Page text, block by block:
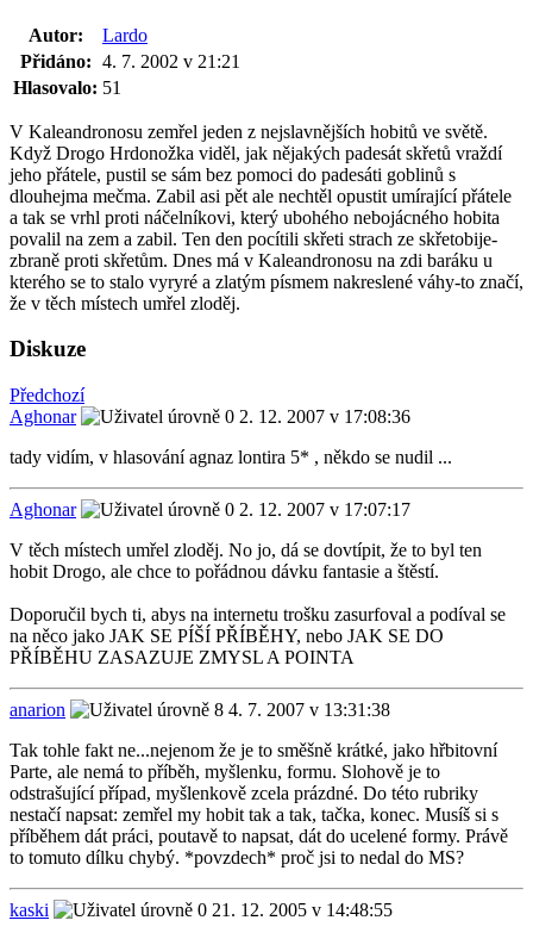
Autor:
Lardo
Přidáno: 4. 7. 2002 v 21:21
Hlasovalo: 51
V Kaleandronosu zemřel jeden z nejslavnějších hobitů ve světě.
Když Drogo Hrdonožka viděl, jak nějakých padesát skřetů vraždí
jeho přátele, pustil se sám bez pomoci do padesáti goblinů s
dlouhejma mečma. Zabil asi pět ale nechtěl opustit umírající přátele
a tak se vrhl proti náčelníkovi, který ubohého nebojácného hobita
povalil na zem a zabil. Ten den pocítili skřeti strach ze skřetobije-
zbraně proti skřetům. Dnes má v Kaleandronosu na zdi baráku u
kterého se to stalo vyryré a zlatým písmem nakreslené váhy-to značí,
že v těch místech umřel zloděj.
Diskuze
Předchozí
Aghonar
2. 12. 2007 v 17:08:36
tady vidím, v hlasování agnaz lontira 5* , někdo se nudil ...
Aghonar
2. 12. 2007 v 17:07:17
V těch místech umřel zloděj. No jo, dá se dovtípit, že to byl ten
hobit Drogo, ale chce to pořádnou dávku fantasie a štěstí.
Doporučil bych ti, abys na internetu trošku zasurfoval a podíval se
na něco jako JAK SE PÍŠÍ PŘÍBĚHY, nebo JAK SE DO
PŘÍBĚHU ZASAZUJE ZMYSL A POINTA
anarion
4. 7. 2007 v 13:31:38
Tak tohle fakt ne...nejenom že je to směšně krátké, jako hřbitovní
Parte, ale nemá to příběh, myšlenku, formu. Slohově je to
odstrašující případ, myšlenkově zcela prázdné. Do této rubriky
nestačí napsat: zemřel my hobit tak a tak, tačka, konec. Musíš si s
příběhem dát práci, poutavě to napsat, dát do ucelené formy. Právě
to tomuto dílku chybý. *povzdech* proč jsi to nedal do MS?
kaski
21. 12. 2005 v 14:48:55